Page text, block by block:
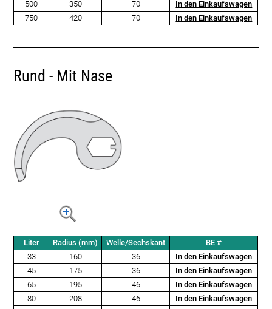
500
350 70
In den Einkaufswagen
750
420 70 In den Einkaufswagen
Rund - Mit Nase
Liter Radius (mm) Welle/Sechskant
BE #
33
160 36
In den Einkaufswagen
45
175 36
In den Einkaufswagen
65
195 46
In den Einkaufswagen
80
208 46
In den Einkaufswagen